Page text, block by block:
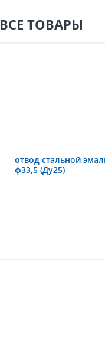
ВСЕ ТОВАРЫ
отвод стальной
ф33,5 (Ду25)